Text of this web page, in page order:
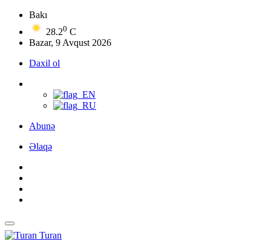
Bakı
28.20 C
Bazar, 9 Avqust 2026
Daxil ol
Abunə
Əlaqə
Turan